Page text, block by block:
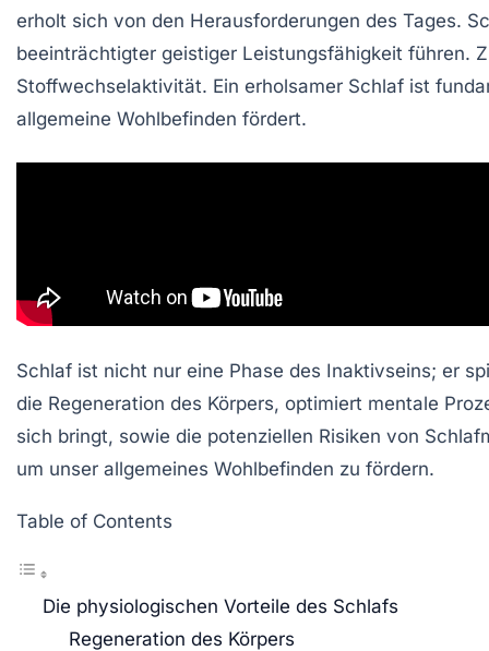
erholt sich von den Herausforderungen des Tages.
beeinträchtigter geistiger Leistungsfähigkeit führen.
Stoffwechselaktivität. Ein erholsamer Schlaf ist
allgemeine Wohlbefinden fördert.
Schlaf ist nicht nur eine Phase des Inaktivseins; er
die Regeneration des Körpers, optimiert mentale
sich bringt, sowie die potenziellen Risiken von
um unser allgemeines Wohlbefinden zu fördern.
Table of Contents
Die physiologischen Vorteile des Schlafs
Regeneration des Körpers